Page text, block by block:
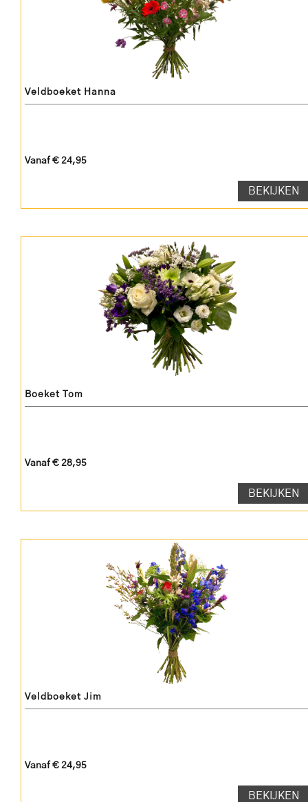
Veldboeket Hanna
Vanaf € 24,95
BEKIJKEN
Boeket Tom
Vanaf € 28,95
BEKIJKEN
Veldboeket Jim
Vanaf € 24,95
BEKIJKEN